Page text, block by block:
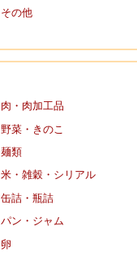
その他
肉・肉加工品
野菜・きのこ
麺類
米・雑穀・シリアル
缶詰・瓶詰
パン・ジャム
卵